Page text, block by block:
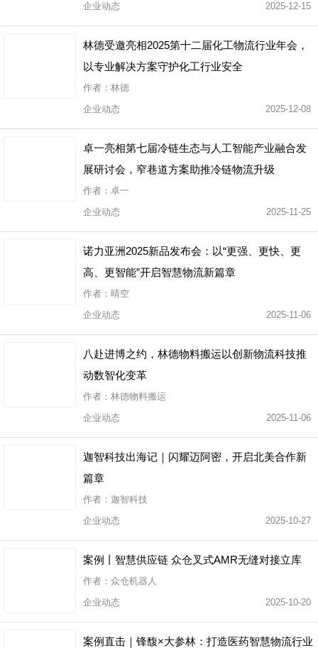
企业动态
2025-12-15
林德受邀亮相2025第十二届化工物流行业年会，
以专业解决方案守护化工行业安全
作者：林德
企业动态
2025-12-08
卓一亮相第七届冷链生态与人工智能产业融合发
展研讨会，窄巷道方案助推冷链物流升级
作者：卓一
企业动态
2025-11-25
诺力亚洲2025新品发布会：以“更强、更快、更
高、更智能”开启智慧物流新篇章
作者：晴空
企业动态
2025-11-06
八赴进博之约，林德物料搬运以创新物流科技推
动数智化变革
作者：林德物料搬运
企业动态
2025-11-06
迦智科技出海记｜闪耀迈阿密，开启北美合作新
篇章
作者：迦智科技
企业动态
2025-10-27
案例丨智慧供应链 众仓叉式AMR无缝对接立库
作者：众仓机器人
企业动态
2025-10-20
案例直击｜锋馥×大参林：打造医药智慧物流行业